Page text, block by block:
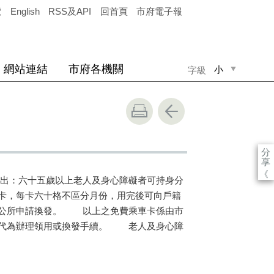
English RSS及API 回首頁 市府電子報
字級 小
網站連結 市府各機關
分
享
《
六十五歲以上老人及身心障礙者可持身分
，每卡六十格不區分月份，用完後可向戶籍
公所申請換發。 以上之免費乘車卡係由市
代為辦理領用或換發手續。 老人及身心障